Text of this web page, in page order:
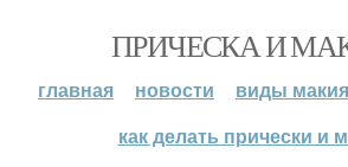
ПРИЧЕСКА И
главная новости
виды
как делать прически и